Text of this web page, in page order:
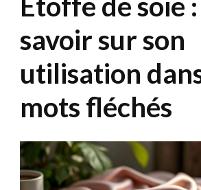
savoir sur son
utilisation
mots fléchés